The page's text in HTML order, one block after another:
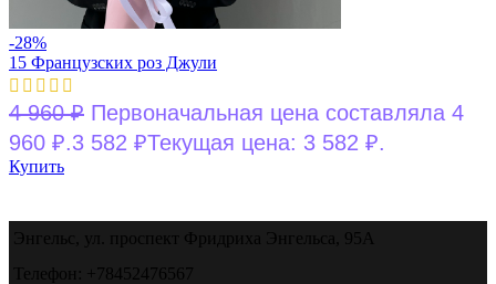
-28%
15 Французских роз Джули
4 960₽ Первоначальная цена составляла 4
960 ₽.3 582 ₽Текущая цена: 3 582 ₽.
Купить
Энгельс, ул. проспект Фридриха Энгельса, 95А
Телефон: +78452476567